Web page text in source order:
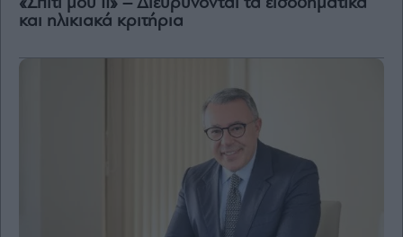
«Σπίτι μου ΙΙ» – Διευρύνονται τα εισοδηματικά
και ηλικιακά κριτήρια